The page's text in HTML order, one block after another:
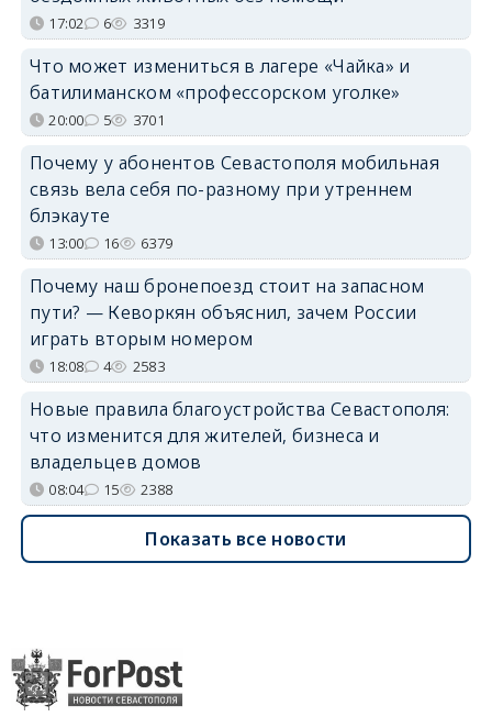
17:02 6 3319
Что может измениться в лагере «Чайка» и
батилиманском «профессорском уголке»
20:00 5 3701
Почему у абонентов Севастополя мобильная
связь вела себя по-разному при утреннем
блэкауте
13:00 16 6379
Почему наш бронепоезд стоит на запасном
пути? — Кеворкян объяснил, зачем России
играть вторым номером
18:08 4 2583
Новые правила благоустройства Севастополя:
что изменится для жителей, бизнеса и
владельцев домов
08:04 15 2388
Показать все новости